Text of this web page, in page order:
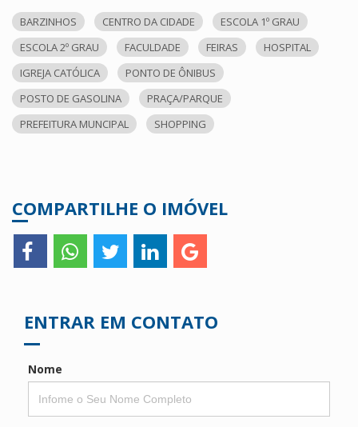
BARZINHOS CENTRO DA CIDADE
ESCOLA 1º GRAU
ESCOLA 2º GRAU
FACULDADE FEIRAS
HOSPITAL
IGREJA CATÓLICA
PONTO DE ÔNIBUS
POSTO DE GASOLINA
PRAÇA/PARQUE
PREFEITURA MUNCIPAL
SHOPPING
COMPARTILHE O IMÓVEL
ENTRAR EM CONTATO
Nome